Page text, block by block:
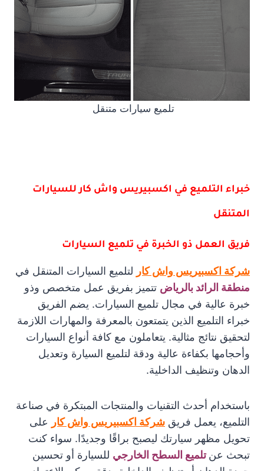
تلميع سيارات متنقل
خبراء التلميع في اكسبيريس واش كار للسيارات
المتنقل
فريق العمل ذو الخبرة في تلميع السيارات
شركة اكسبيريس واش كار لتلميع السيارات المتنقل في
منطقة الرائد بالرياض تتميز بفريق عمل متخصص وذو
خبرة عالية في مجال تلميع السيارات. يضم الفريق
خبراء التلميع الذين يتمتعون بالمعرفة والمهارات اللازمة
لتحقيق نتائج مثالية. يتعاملون مع كافة أنواع السيارات
وأحجامها بكفاءة عالية ودقة لتلميع السيارة وتعديل
الدهان وتنظيف الداخلية.
باستخدام أحدث التقنيات والمنتجات المبتكرة في صناعة
التلميع، يعمل فريق شركة اكسبيريس واش كار على
تحويل مظهر سيارتك ليصبح براقًا وجديدًا. سواء كنت
تبحث عنتلميع السطح الخارجي للسيارة أو تحسين